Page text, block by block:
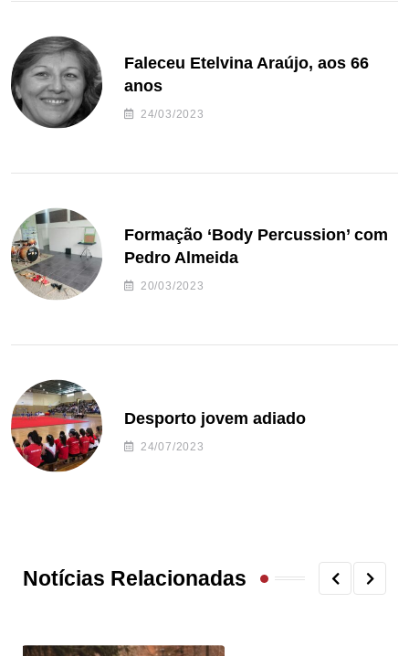
Faleceu Etelvina Araújo, aos 66
anos
24/03/2023
Formação ‘Body Percussion’ com
Pedro Almeida
20/03/2023
Desporto jovem adiado
24/07/2023
Notícias Relacionadas